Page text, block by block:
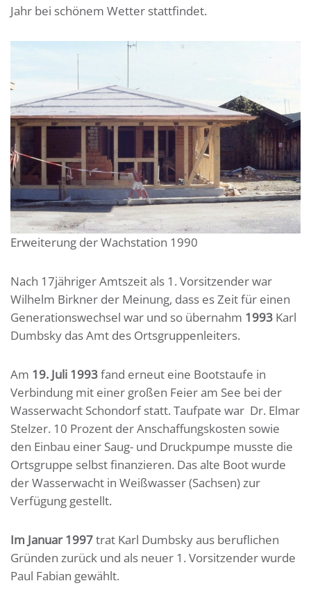
Jahr bei schönem Wetter stattfindet.
Erweiterung der Wachstation 1990
Nach 17jähriger Amtszeit als 1. Vorsitzender war
Wilhelm Birkner der Meinung, dass es Zeit für einen
Generationswechsel war und so übernahm 1993 Karl
Dumbsky das Amt des Ortsgruppenleiters.
Am 19. Juli 1993fand erneut eine Bootstaufe in
Verbindung mit einer großen Feier am See bei der
Wasserwacht Schondorf statt. Taufpate war Dr. Elmar
Stelzer. 10 Prozent der Anschaffungskosten sowie
den Einbau einer Saug- und Druckpumpe musste die
Ortsgruppe selbst finanzieren. Das alte Boot wurde
der Wasserwacht in Weißwasser (Sachsen) zur
Verfügung gestellt.
Im Januar 1997trat Karl Dumbsky aus beruflichen
Gründen zurück und als neuer 1. Vorsitzender wurde
Paul Fabian gewählt.